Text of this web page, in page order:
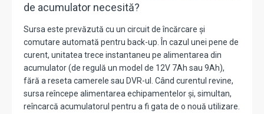
de acumulator necesită?
Sursa este prevăzută cu un circuit de încărcare și
comutare automată pentru back-up. În cazul unei pene de
curent, unitatea trece instantaneu pe alimentarea din
acumulator (de regulă un model de 12V 7Ah sau 9Ah),
fără a reseta camerele sau DVR-ul. Când curentul revine,
sursa reîncepe alimentarea echipamentelor și, simultan,
reîncarcă acumulatorul pentru a fi gata de o nouă utilizare.